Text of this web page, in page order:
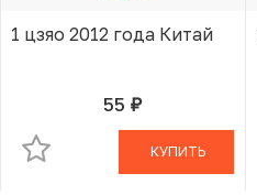
1 цзяо 2012 года Китай
55 руб.В КОРЗИНЕ
КУПИТЬ